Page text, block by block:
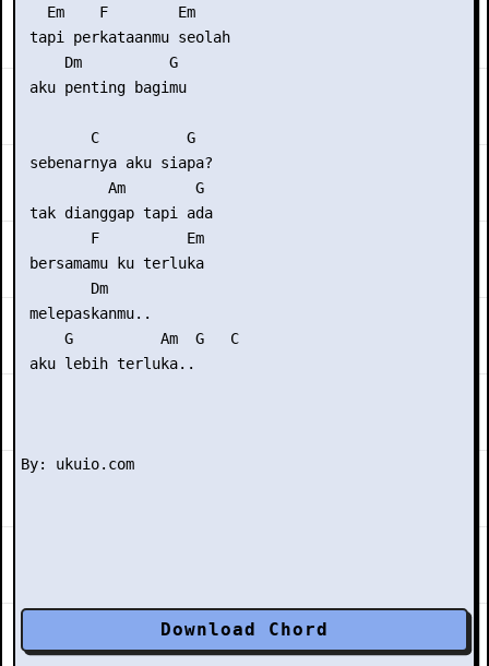
   Em    F        Em
tapi perkataanmu seolah
     Dm          G
aku penting bagimu
        C          G
sebenarnya aku siapa?
          Am        G
tak dianggap tapi ada
        F          Em
bersamamu ku terluka
        Dm
melepaskanmu..
     G          Am  G   C
aku lebih terluka..
Download Chord